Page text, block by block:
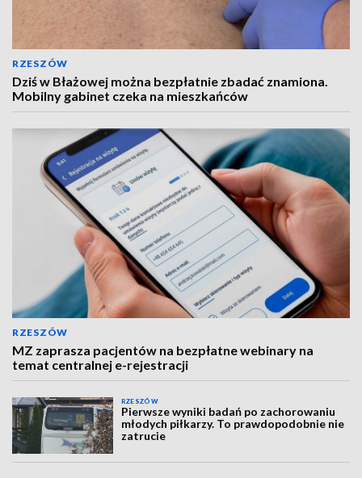
RZESZÓW
Dziś w Błażowej można bezpłatnie zbadać znamiona.
Mobilny gabinet czeka na mieszkańców
RZESZÓW
MZ zaprasza pacjentów na bezpłatne webinary na
temat centralnej e-rejestracji
RZESZÓW
Pierwsze wyniki badań po zachorowaniu
młodych piłkarzy. To prawdopodobnie nie
zatrucie